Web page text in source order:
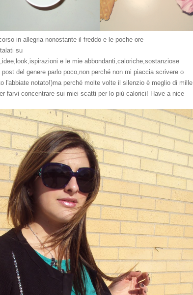
in allegria nonostante il freddo e le poche ore
su
e le mie abbondanti,caloriche,sostanziose
del genere parlo poco,non perché non mi piaccia scrivere o
l'abbiate notato!)ma perché molte volte il silenzio è meglio di mille
farvi concentrare sui miei scatti per lo più calorici! Have a nice